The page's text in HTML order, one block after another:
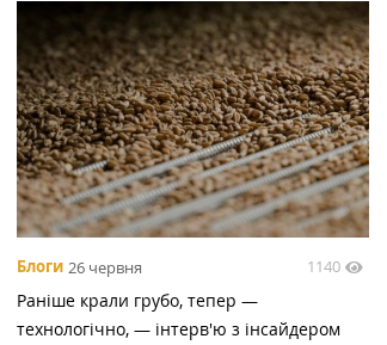
Блоги 26 червня 1140
Раніше крали грубо, тепер —
технологічно, — інтерв'ю з інсайдером